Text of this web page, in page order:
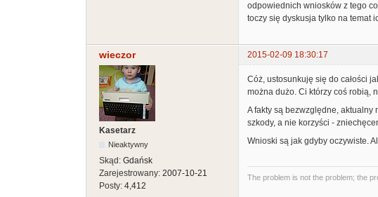
odpowiednich wniosków z tego
toczy się dyskusja tylko na temat
wieczor 2015-02-09 18:30:17
Kasetarz
Nieaktywny
Skąd: Gdańsk
Zarejestrowany: 2007-10-21
Posty: 4,412
Cóż, ustosunkuję się do całości
można dużo. Ci którzy coś robią,
A fakty są bezwzględne,
szkody, a nie korzyści -
Wnioski są jak gdyby oczywiste.
The problem is not the problem; the